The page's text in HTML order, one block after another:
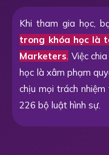
Khi tham gia học,
trong khóa học là
Marketers Việc
học là xâm phạm
chịu mọi trách
226 bộ luật hình sự.